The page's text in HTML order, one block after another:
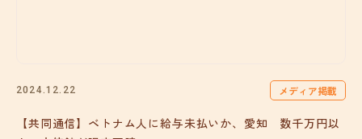
2024.12.22 メディア掲載
【共同通信】ベトナム人に給与未払いか、愛知 数千万円以